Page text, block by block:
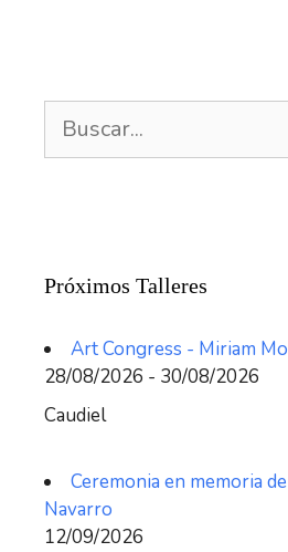
Próximos Talleres
Art Congress - Miriam
28/08/2026 - 30/08/2026
Caudiel
Ceremonia en memoria
Navarro
12/09/2026